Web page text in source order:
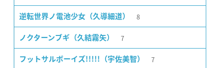
逆転世界ノ電池少女（久導細道） 8
ノクターンブギ（久結霧矢） 7
フットサルボーイズ!!!!!（宇佐美智） 7